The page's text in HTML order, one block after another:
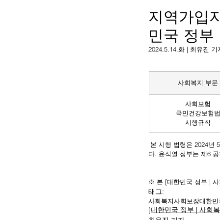
지역가입
민국 정
2024.5.14.화 | 최유진 기
사회복지 부문
사회보험
국민건강보험법
시행규칙
다. 윤석열 정부는 제6
※ 본 [대한민국 정부 | 사
태그:
사회복지사회보장대한민
[대한민국 정부 | 사회